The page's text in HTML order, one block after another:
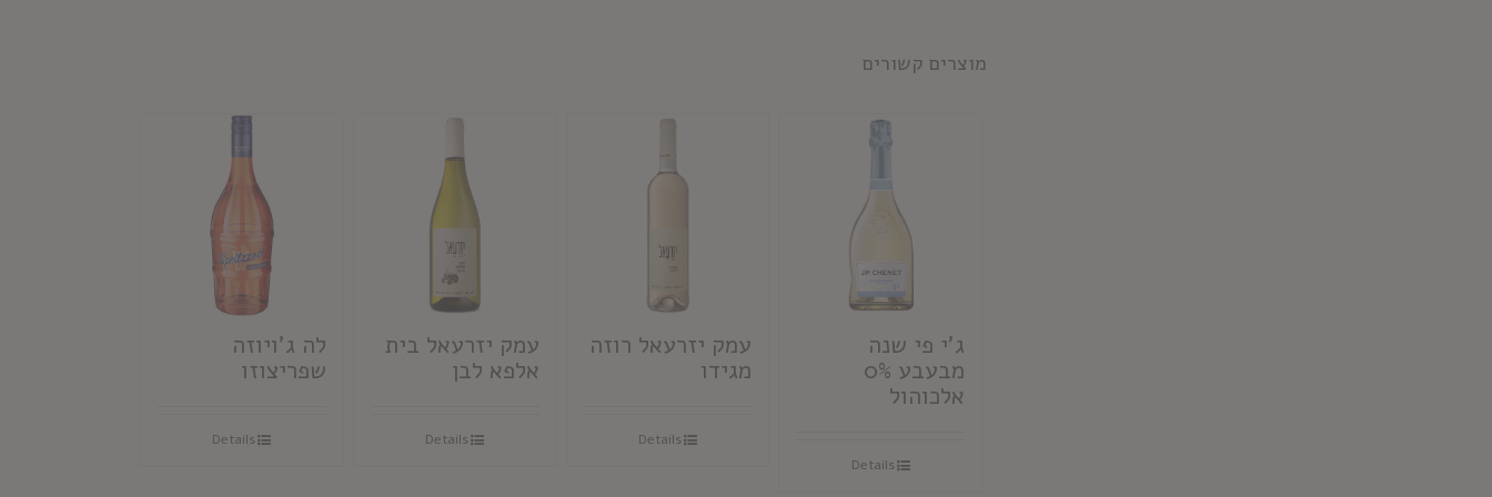
מוצרים קשורים
לה ג'ויוזה
שפריצוזו
Details
עמק יזרעאל בית
אלפא לבן
Details
עמק יזרעאל רוזה
מגידו
Details
ג'י פי שנה
מבעבע 0%
אלכוהול
Details